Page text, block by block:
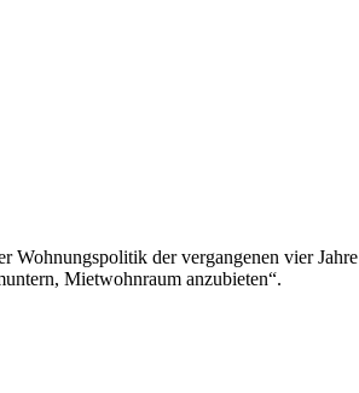
der vergangenen vier
Mietwohnraum anzubieten“.